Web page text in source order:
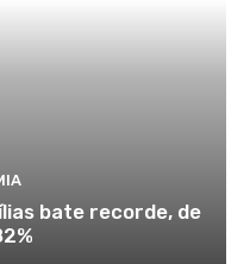
bate recorde, de